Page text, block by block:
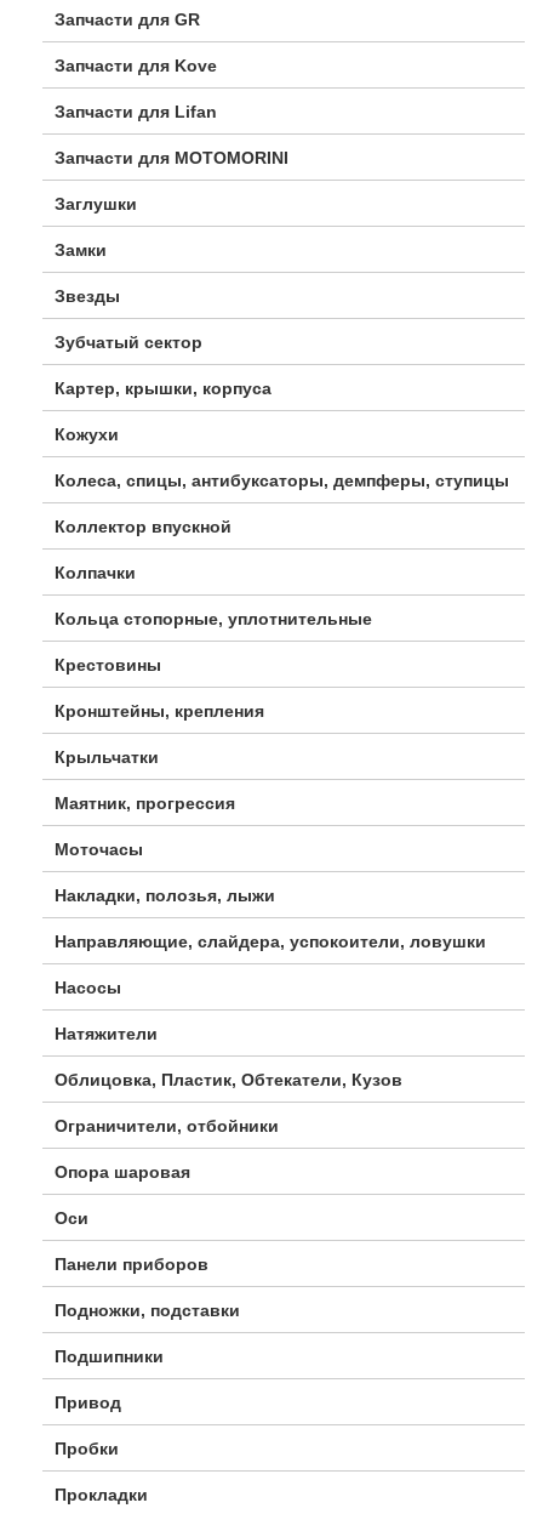
Запчасти для GR
Запчасти для Kove
Запчасти для Lifan
Запчасти для MOTOMORINI
Заглушки
Замки
Звезды
Зубчатый сектор
Картер, крышки, корпуса
Кожухи
Колеса, спицы, антибуксаторы, демпферы, ступицы
Коллектор впускной
Колпачки
Кольца стопорные, уплотнительные
Крестовины
Кронштейны, крепления
Крыльчатки
Маятник, прогрессия
Моточасы
Накладки, полозья, лыжи
Направляющие, слайдера, успокоители, ловушки
Насосы
Натяжители
Облицовка, Пластик, Обтекатели, Кузов
Ограничители, отбойники
Опора шаровая
Оси
Панели приборов
Подножки, подставки
Подшипники
Привод
Пробки
Прокладки